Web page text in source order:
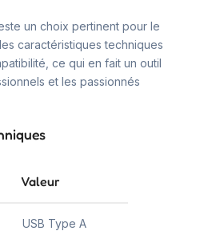
un choix pertinent pour le
caractéristiques techniques
ce qui en fait un outil
et les passionnés
Valeur
USB Type A